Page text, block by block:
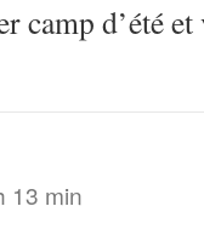
camp d’été
13 min